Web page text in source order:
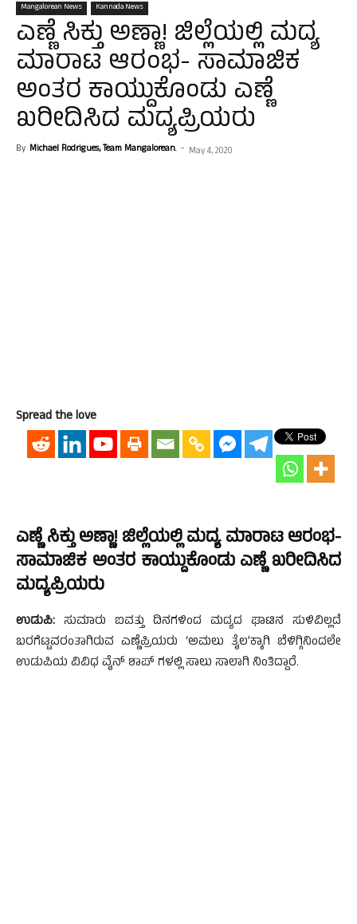
Mangalorean News Kannada News
ಎಣ್ಣೆ ಸಿಕ್ತು ಅಣ್ಣಾ! ಜಿಲ್ಲೆಯಲ್ಲಿ ಮದ್ಯ
ಮಾರಾಟ ಆರಂಭ- ಸಾಮಾಜಿಕ
ಅಂತರ ಕಾಯ್ದುಕೊಂಡು ಎಣ್ಣೆ
ಖರೀದಿಸಿದ ಮದ್ಯಪ್ರಿಯರು
By Michael Rodrigues, Team Mangalorean. - May 4, 2020
Spread the love
ಎಣ್ಣೆ ಸಿಕ್ತು ಅಣ್ಣಾ! ಜಿಲ್ಲೆಯಲ್ಲಿ ಮದ್ಯ ಮಾರಾಟ ಆರಂಭ-
ಸಾಮಾಜಿಕ ಅಂತರ ಕಾಯ್ದುಕೊಂಡು ಎಣ್ಣೆ ಖರೀದಿಸಿದ
ಮದ್ಯಪ್ರಿಯರು
ಉಡುಪಿ: ಸುಮಾರು ಐವತ್ತು ದಿನಗಳಿಂದ ಮದ್ಯದ ಘಾಟಿನ ಸುಳಿವಿಲ್ಲದೆ
ಬರಗೆಟ್ಟವರಂತಾಗಿರುವ ಎಣ್ಣೆಪ್ರಿಯರು ‘ಅಮಲು ತೈಲ’ಕ್ಕಾಗಿ ಬೆಳಿಗ್ಗಿನಿಂದಲೇ
ಉಡುಪಿಯ ವಿವಿಧ ವೈನ್ ಶಾಪ್ ಗಳಲ್ಲಿ ಸಾಲು ಸಾಲಾಗಿ ನಿಂತಿದ್ದಾರೆ.